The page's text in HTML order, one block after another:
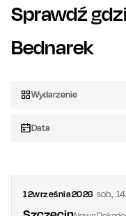
Sprawdź
Bednarek
Wydarzenie
Data
12września2026 sob.,